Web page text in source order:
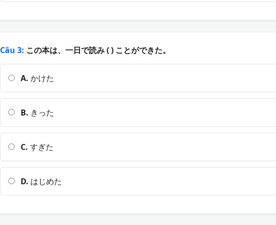
Câu 3: この本は、一日で読み ( ) ことができた。
A. かけた
B. きった
C. すぎた
D. はじめた